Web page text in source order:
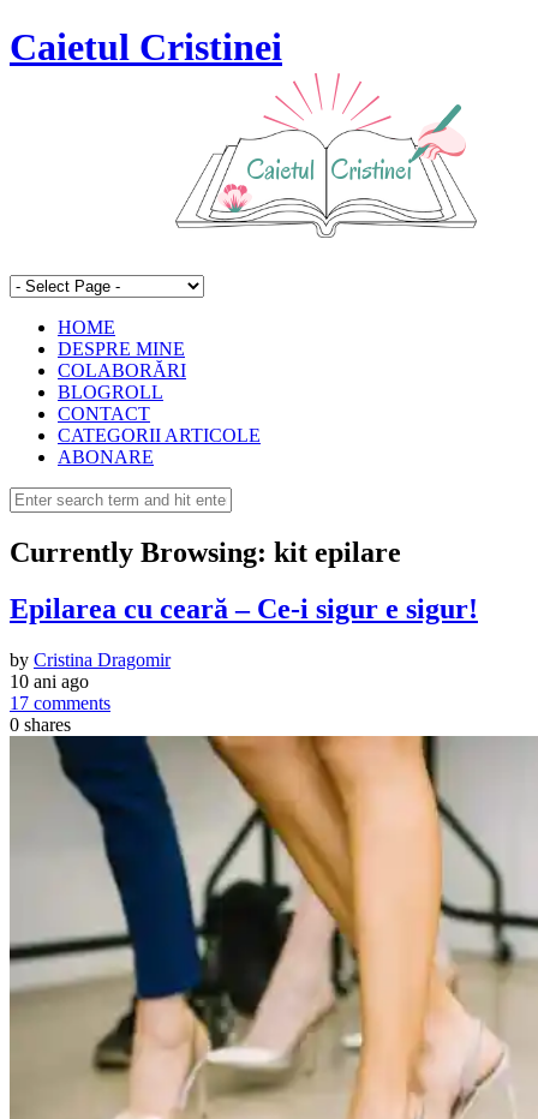
Caietul Cristinei
HOME
DESPRE MINE
COLABORĂRI
BLOGROLL
CONTACT
CATEGORII ARTICOLE
ABONARE
Currently Browsing: kit epilare
Epilarea cu ceară – Ce-i sigur e sigur!
by Cristina Dragomir
10 ani ago
17 comments
0 shares